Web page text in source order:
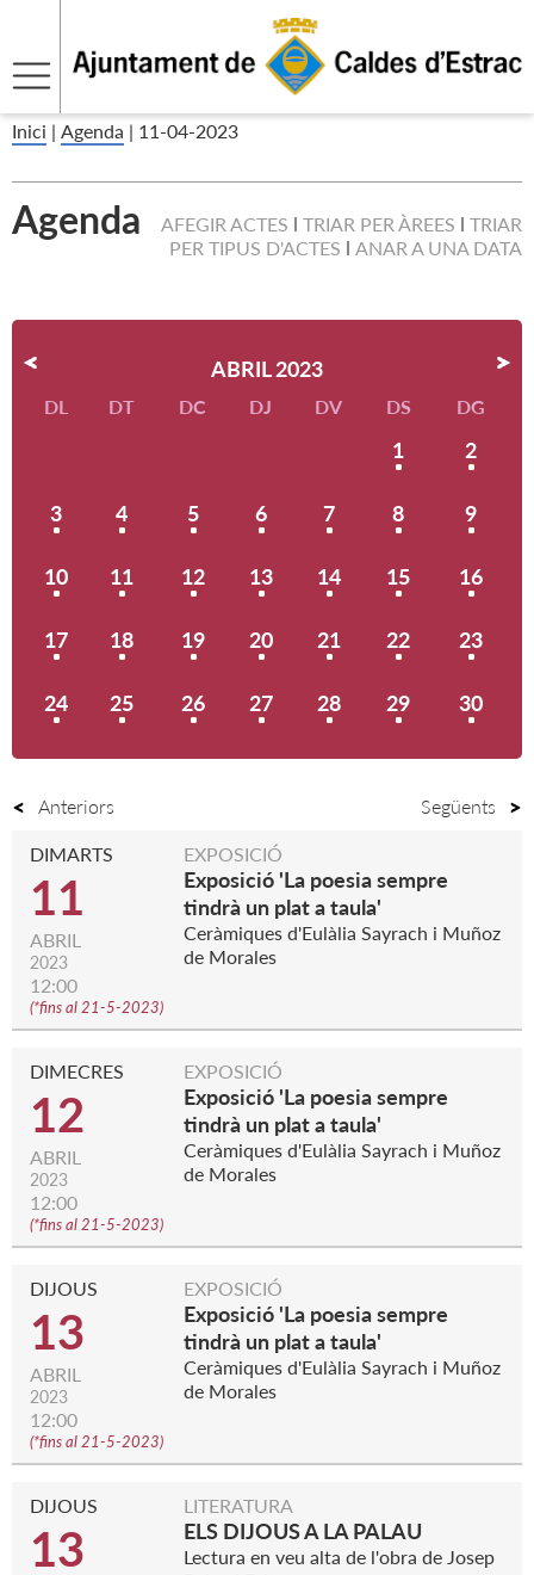
Inici | Agenda | 11-04-2023
Agenda AFEGIR ACTES TRIAR PER ÀREES
TRIAR
PER TIPUS D'ACTES
ANAR A UNA DATA
ABRIL 2023
DL DT DC DJ DV DS DG
1 2
3 4 5 6 7 8 9
10 11 12 13 14 15 16
17 18 19 20 21 22 23
24 25 26 27 28 29 30
Anteriors Següents
DIMARTS
11
ABRIL
2023
12:00
(*fins al 21-5-2023)
EXPOSICIÓ
Exposició 'La poesia sempre
tindrà un plat a taula'
Ceràmiques d'Eulàlia Sayrach i Muñoz
de Morales
DIMECRES
12
ABRIL
2023
12:00
(*fins al 21-5-2023)
EXPOSICIÓ
Exposició 'La poesia sempre
tindrà un plat a taula'
Ceràmiques d'Eulàlia Sayrach i Muñoz
de Morales
DIJOUS
13
ABRIL
2023
12:00
(*fins al 21-5-2023)
EXPOSICIÓ
Exposició 'La poesia sempre
tindrà un plat a taula'
Ceràmiques d'Eulàlia Sayrach i Muñoz
de Morales
DIJOUS
13
LITERATURA
ELS DIJOUS A LA PALAU
Lectura en veu alta de l'obra de Josep